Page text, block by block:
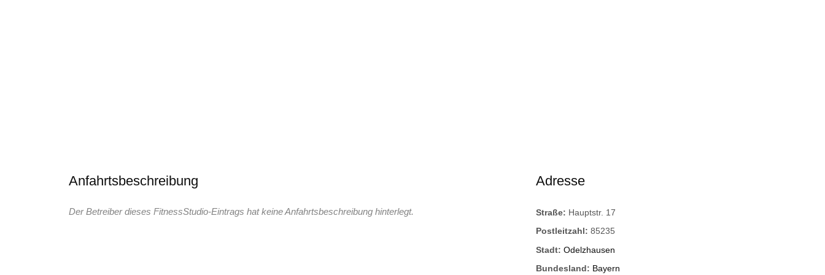
Anfahrtsbeschreibung
Der Betreiber dieses FitnessStudio-Eintrags hat keine Anfahrtsbeschreibung hinterlegt.
Adresse
Straße: Hauptstr. 17
Postleitzahl:85235
Stadt:Odelzhausen
Bundesland: Bayern